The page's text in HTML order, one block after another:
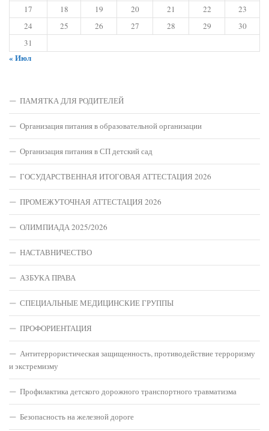
17
18 19 20 21 22
23
24
25 26 27 28 29
30
31
« Июл
ПАМЯТКА ДЛЯ РОДИТЕЛЕЙ
Организация питания в образовательной организации
Организация питания в СП детский сад
ГОСУДАРСТВЕННАЯ ИТОГОВАЯ АТТЕСТАЦИЯ 2026
ПРОМЕЖУТОЧНАЯ АТТЕСТАЦИЯ 2026
ОЛИМПИАДА 2025/2026
НАСТАВНИЧЕСТВО
АЗБУКА ПРАВА
СПЕЦИАЛЬНЫЕ МЕДИЦИНСКИЕ ГРУППЫ
ПРОФОРИЕНТАЦИЯ
Антитеррористическая защищенность, противодействие терроризму
и экстремизму
Профилактика детского дорожного транспортного травматизма
Безопасность на железной дороге